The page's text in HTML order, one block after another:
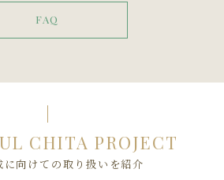
FAQ
CHITA PROJECT
に向けての取り扱いを紹介